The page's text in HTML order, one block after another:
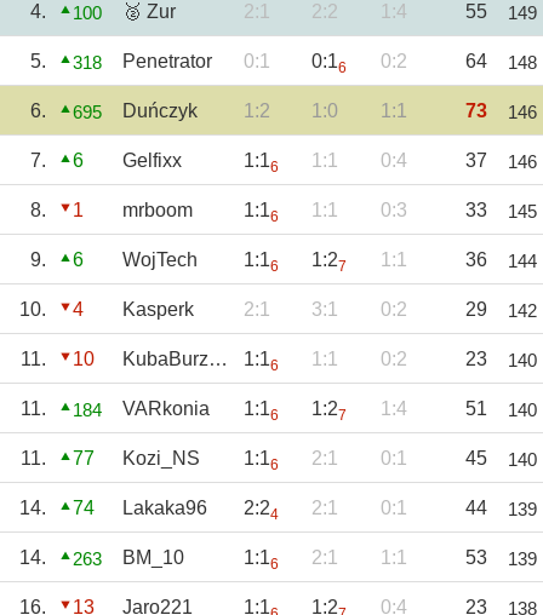
4. 100 🥈 Zur 2:1 2:2 1:4 55 149
5. 318 Penetrator 0:1 0:16 0:2 64 148
6. 695 Duńczyk 1:2 1:0 1:1 73 146
7. 6 Gelfixx 1:16 1:1 0:4 37 146
8. 1 mrboom 1:16 1:1 0:3 33 145
9. 6 WojTech 1:16 1:27 1:1 36 144
10. 4 Kasperk 2:1 3:1 0:2 29 142
11. 10 KubaBurzyński 1:16 1:1 0:2 23 140
11. 184 VARkonia 1:16 1:27 1:4 51 140
11. 77 Kozi_NS 1:16 2:1 0:1 45 140
14. 74 Lakaka96 2:24 2:1 0:1 44 139
14. 263 BM_10 1:16 2:1 1:1 53 139
16. 13 Jaro221 1:1 1:2 0:4 23 138